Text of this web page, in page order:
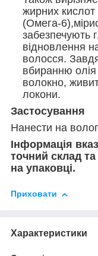
жирних кислот
(Омега-
забезпечують
відновлення
волосся.
вбиранню
волокно,
локони.
Застосування
Нанести на
Інформація
точний склад
на упаковці.
Приховати
Характеристики